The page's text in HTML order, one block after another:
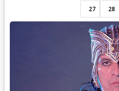
27 28